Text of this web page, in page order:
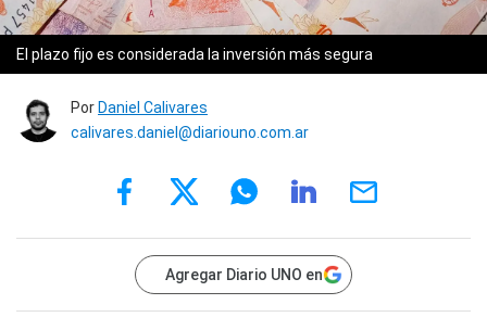
El plazo fijo es considerada la inversión más segura
Por Daniel Calivares
calivares.daniel@diariouno.com.ar
Agregar Diario UNO en